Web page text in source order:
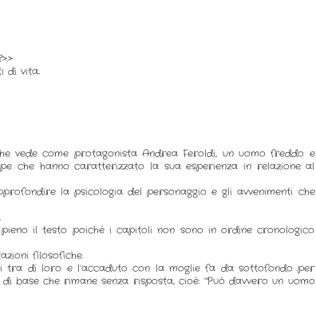
di vita..
vede come protagonista Andrea Feroldi, un uomo freddo e
che hanno caratterizzato la sua esperienza in relazione al
la psicologia del personaggio e gli avvenimenti che
il testo poiché i capitoli non sono in ordine cronologico
filosofiche.
tra di loro e l’accaduto con la moglie fa da sottofondo per
che rimane senza risposta, cioè: “Può davvero un uomo